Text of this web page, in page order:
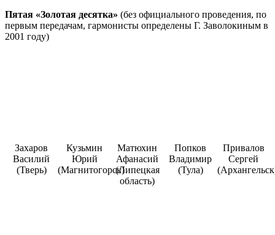
Пятая «Золотая десятка» (без официального проведения, по
первым передачам, гармонисты определены Г. Заволокиным в
2001 году)
Захаров
Василий
(Тверь)
Кузьмин
Юрий
(Магнитогорск)
Матюхин
Афанасий
(Липецкая
область)
Попков
Владимир
(Тула)
Привалов
Сергей